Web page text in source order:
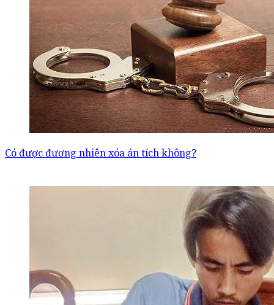
Có được đương nhiên xóa án tích không?